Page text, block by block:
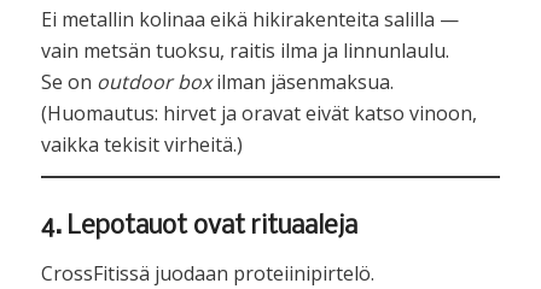
Ei metallin kolinaa eikä hikirakenteita salilla —
vain metsän tuoksu, raitis ilma ja linnunlaulu.
Se on outdoor boxilman jäsenmaksua.
(Huomautus: hirvet ja oravat eivät katso vinoon,
vaikka tekisit virheitä.)
4. Lepotauot ovat rituaaleja
CrossFitissä juodaan proteiinipirtelö.